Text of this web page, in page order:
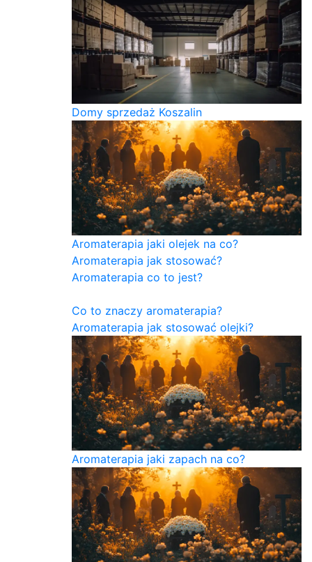
Domy sprzedaż Koszalin
Aromaterapia jaki olejek na co?
Aromaterapia jak stosować?
Aromaterapia co to jest?
Co to znaczy aromaterapia?
Aromaterapia jak stosować olejki?
Aromaterapia jaki zapach na co?